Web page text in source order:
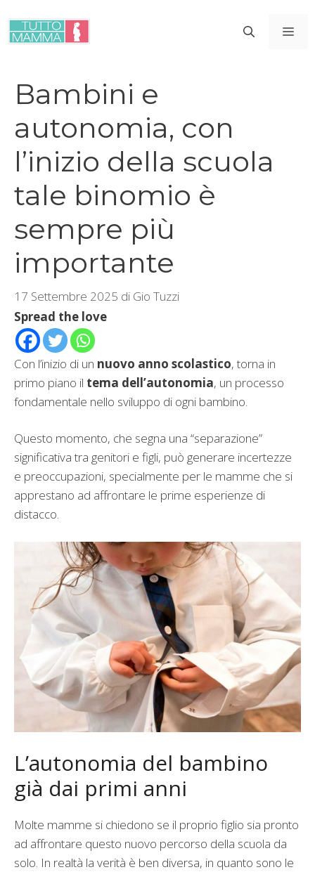
contenuto
Bambini e
autonomia, con
l’inizio della scuola
tale binomio è
sempre più
importante
17 Settembre 2025 di Gio Tuzzi
Spread the love
Con l’inizio di un nuovo anno scolastico, torna in
primo piano il tema dell’autonomia, un processo
fondamentale nello sviluppo di ogni bambino.
Questo momento, che segna una “separazione”
significativa tra genitori e figli, può generare incertezze
e preoccupazioni, specialmente per le mamme che si
apprestano ad affrontare le prime esperienze di
distacco.
L’autonomia del bambino
già dai primi anni
Molte mamme si chiedono se il proprio figlio sia pronto
ad affrontare questo nuovo percorso della scuola da
solo. In realtà la verità è ben diversa, in quanto sono le